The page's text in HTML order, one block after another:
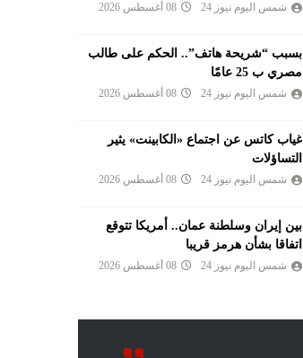
شمس اليوم نيوز 24 08 أغسطس 2026
بسبب “شريحة هاتف”.. الحكم على طالب
مصري ب 25 عامًا
شمس اليوم نيوز 24 08 أغسطس 2026
غياب كاتس عن اجتماع «الكابينت» يثير
التساؤلات
شمس اليوم نيوز 24 08 أغسطس 2026
بين إيران وسلطنة عمان.. أمريكا تتوقع
اتفاقا بشأن هرمز قريبا
شمس اليوم نيوز 24 08 أغسطس 2026